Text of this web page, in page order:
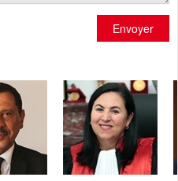
Envoyer